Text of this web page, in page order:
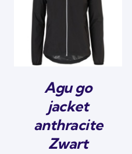
Agu go
jacket
anthracite
Zwart